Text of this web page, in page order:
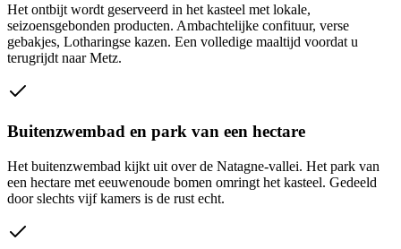
Het ontbijt wordt geserveerd in het kasteel met lokale,
seizoensgebonden producten. Ambachtelijke confituur, verse
gebakjes, Lotharingse kazen. Een volledige maaltijd voordat u
terugrijdt naar Metz.
Buitenzwembad en park van een hectare
Het buitenzwembad kijkt uit over de Natagne-vallei. Het park van
een hectare met eeuwenoude bomen omringt het kasteel. Gedeeld
door slechts vijf kamers is de rust echt.